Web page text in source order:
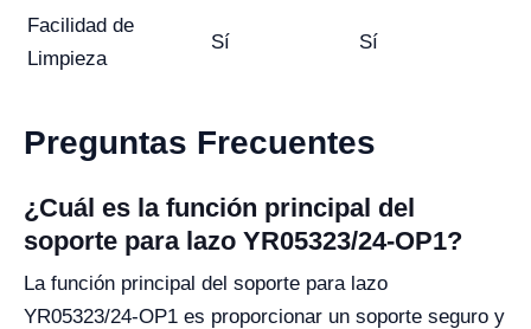
Facilidad de
Limpieza
Sí Sí
Preguntas Frecuentes
¿Cuál es la función principal del
soporte para lazo YR05323/24-OP1?
La función principal del soporte para lazo
YR05323/24-OP1 es proporcionar un soporte seguro y